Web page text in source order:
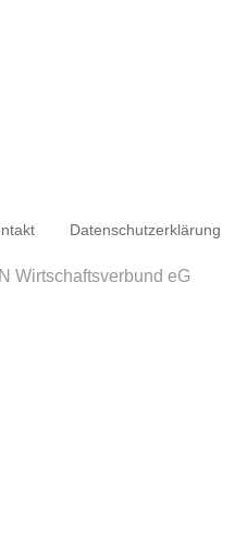
Datenschutzerklärung
Wirtschaftsverbund eG